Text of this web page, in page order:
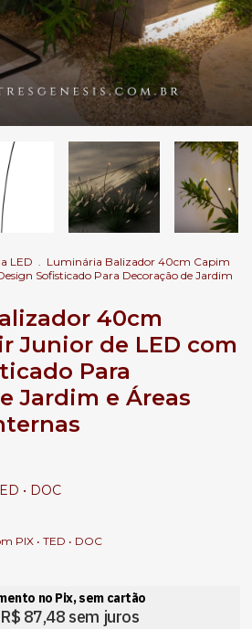
LED
Luminária Balizador 40cm Capim
Sofisticado Para Decoração de Jardim
40cm
Junior de LED com
Para
Jardim e Áreas
• DOC
PIX • TED • DOC